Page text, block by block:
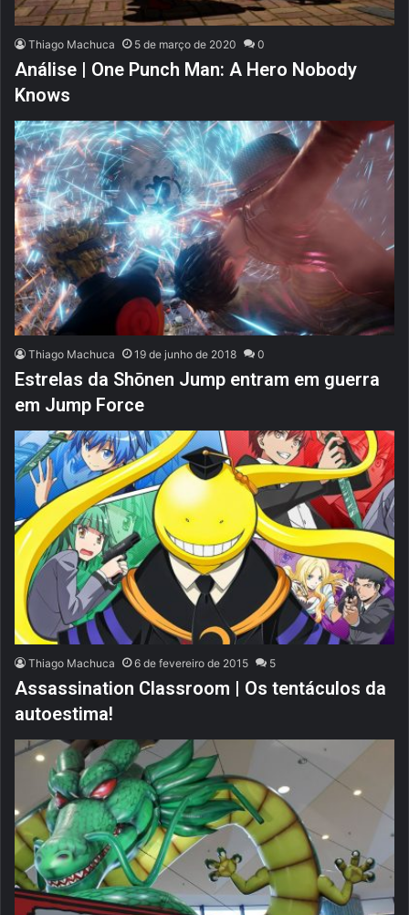
Thiago Machuca 5 de março de 2020 0
Análise | One Punch Man: A Hero Nobody
Knows
Thiago Machuca 19 de junho de 2018 0
Estrelas da Shōnen Jump entram em guerra
em Jump Force
Thiago Machuca 6 de fevereiro de 2015 5
Assassination Classroom | Os tentáculos da
autoestima!